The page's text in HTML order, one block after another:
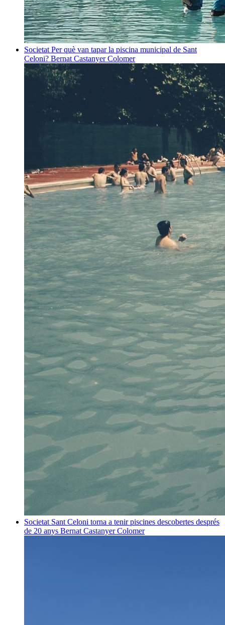
Societat Per què van tapar la piscina municipal de Sant
Celoni? Bernat Castanyer Colomer
Societat Sant Celoni torna a tenir piscines descobertes després
de 20 anys Bernat Castanyer Colomer